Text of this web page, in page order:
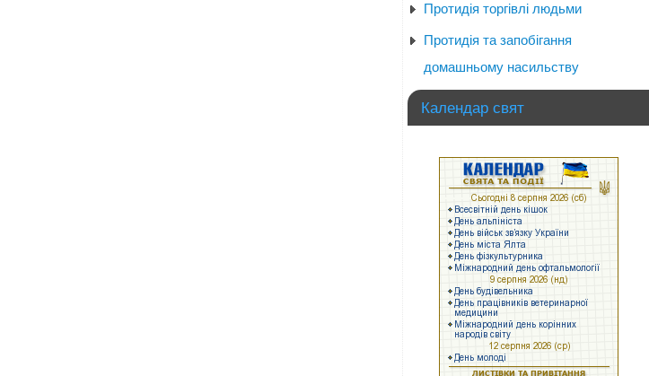
Протидія торгівлі людьми
Протидія та запобігання
домашньому насильству
Календар свят